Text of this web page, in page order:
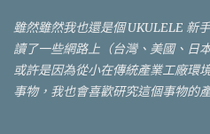
雖然雖然我也還是個 UKULELE 新
讀了一些網路上（台灣、美國、日
或許是因為從小在傳統產業工廠環
事物，我也會喜歡研究這個事物的